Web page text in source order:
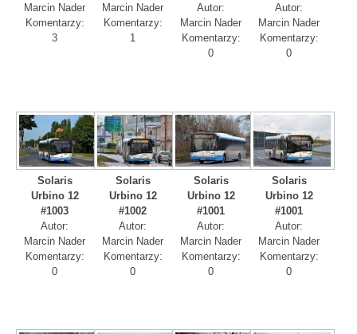
Marcin Nader
Komentarzy:
3
Marcin Nader
Komentarzy:
1
Autor:
Marcin Nader
Komentarzy:
0
Autor:
Marcin Nader
Komentarzy:
0
Solaris
Urbino 12
#1003
Autor:
Marcin Nader
Komentarzy:
0
Solaris
Urbino 12
#1002
Autor:
Marcin Nader
Komentarzy:
0
Solaris
Urbino 12
#1001
Autor:
Marcin Nader
Komentarzy:
0
Solaris
Urbino 12
#1001
Autor:
Marcin Nader
Komentarzy:
0